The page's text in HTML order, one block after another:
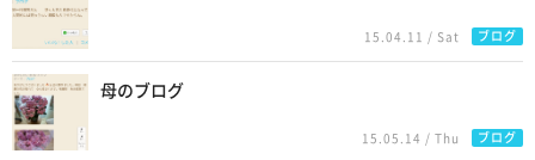
15.04.11 / Sat ブログ
母のブログ
15.05.14 / Thu ブログ